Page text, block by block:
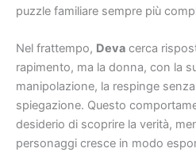
puzzle familiare sempre più
Nel frattempo, Deva cerca
rapimento, ma la donna, con la
manipolazione, la respinge
spiegazione. Questo
desiderio di scoprire la verità,
personaggi cresce in modo